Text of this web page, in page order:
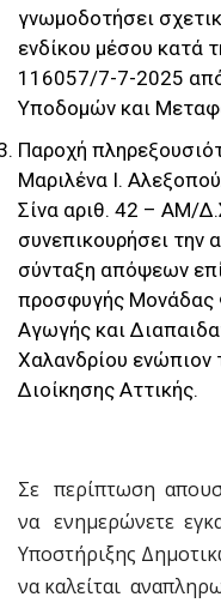
γνωμοδοτήσει
ενδίκου μέσου κατά
116057/7-7-2025
Υποδομών και
Παροχή
Μαριλένα Ι.
Σίνα αριθ. 42 – ΑΜ/
συνεπικουρήσει την
σύνταξη απόψεων
προσφυγής Μονάδας
Αγωγής και
Χαλανδρίου
Διοίκησης Αττικής.
Σε περίπτωση
να ενημερώνετε
Υποστήριξης
να καλείται